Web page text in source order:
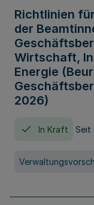
Richtlinien
der
Wirtschaft,
Energie
2026)
In Kraft Seit